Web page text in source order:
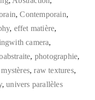
,Contemporain,
, effet matière,
camera,
, photographie,
,raw textures,
,univers parallèles